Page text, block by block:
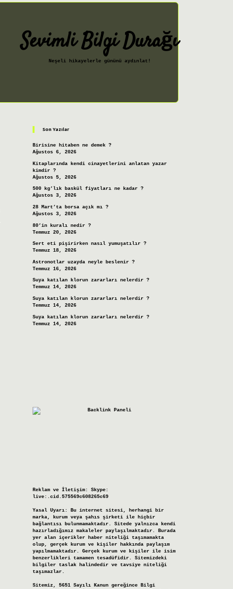
Sevimli Bilgi Durağı
Neşeli hikayelerle gününü aydınlat!
Son Yazılar
Birisine hitaben ne demek ?
Ağustos 6, 2026
Kitaplarında kendi cinayetlerini anlatan yazar
kimdir ?
Ağustos 5, 2026
500 kg’lık baskül fiyatları ne kadar ?
Ağustos 3, 2026
28 Mart’ta borsa açık mı ?
Ağustos 3, 2026
80’in kuralı nedir ?
Temmuz 20, 2026
Sert eti pişirirken nasıl yumuşatılır ?
Temmuz 18, 2026
Astronotlar uzayda neyle beslenir ?
Temmuz 16, 2026
Suya katılan klorun zararları nelerdir ?
Temmuz 14, 2026
Suya katılan klorun zararları nelerdir ?
Temmuz 14, 2026
Suya katılan klorun zararları nelerdir ?
Temmuz 14, 2026
Reklam ve İletişim:
Skype:
live:.cid.575569c608265c69
Yasal Uyarı:
Bu internet sitesi, herhangi bir
marka, kurum veya şahıs şirketi ile hiçbir
bağlantısı bulunmamaktadır. Sitede yalnızca kendi
hazırladığımız makaleler paylaşılmaktadır. Burada
yer alan içerikler haber niteliği taşımamakta
olup, gerçek kurum ve kişiler hakkında paylaşım
yapılmamaktadır. Gerçek kurum ve kişiler ile isim
benzerlikleri tamamen tesadüfidir. Sitemizdeki
bilgiler taslak halindedir ve tavsiye niteliği
taşımazlar.
Sitemiz, 5651 Sayılı Kanun gereğince Bilgi